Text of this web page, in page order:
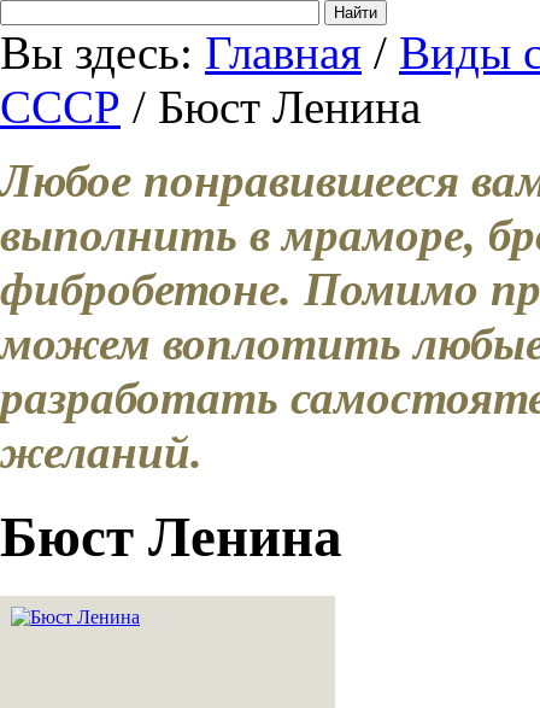
Вы здесь: Главная / Виды
СССР / Бюст Ленина
Любое понравившееся
выполнить в мраморе,
фибробетоне. Помимо
можем воплотить
разработать
желаний.
Бюст Ленина